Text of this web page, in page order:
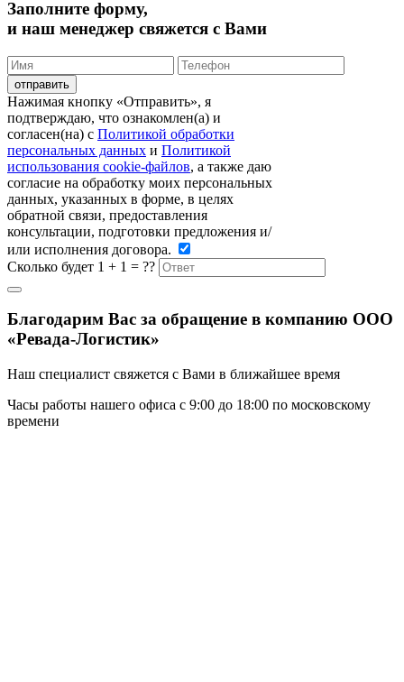
Заполните форму,
и наш менеджер свяжется с Вами
Нажимая кнопку «Отправить», я
подтверждаю, что ознакомлен(а) и
согласен(на) c Политикой обработки
персональных данных и Политикой
использования cookie-файлов, а также даю
согласие на обработку моих персональных
данных, указанных в форме, в целях
обратной связи, предоставления
консультации, подготовки предложения и/
или исполнения договора.
Сколько будет 1 + 1 = ??
Благодарим Вас за обращение в компанию ООО
«Ревада-Логистик»
Наш специалист свяжется с Вами в ближайшее время
Часы работы нашего офиса с 9:00 до 18:00 по московскому
времени